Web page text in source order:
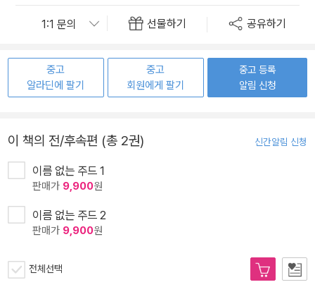
선물하기 공유하기
중고
알라딘에 팔기
중고
회원에게 팔기
중고 등록
알림 신청
이 책의 전/후속편 (총 2권) 신간알림 신청
이름 없는 주드 1
판매가 9,900원
이름 없는 주드 2
판매가 9,900원
전체선택